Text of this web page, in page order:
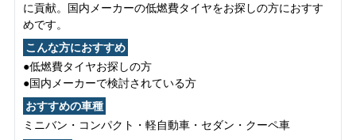
に貢献。国内メーカーの低燃費タイヤをお探しの方におすす
めです。
こんな方におすすめ
●低燃費タイヤお探しの方
●国内メーカーで検討されている方
おすすめの車種
ミニバン・コンパクト・軽自動車・セダン・クーペ車